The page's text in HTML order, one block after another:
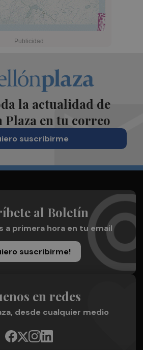
la actualidad de
Plaza en tu correo
suscribirme
al Boletín
a primera hora en tu email
suscribirme!
en redes
desde cualquier medio